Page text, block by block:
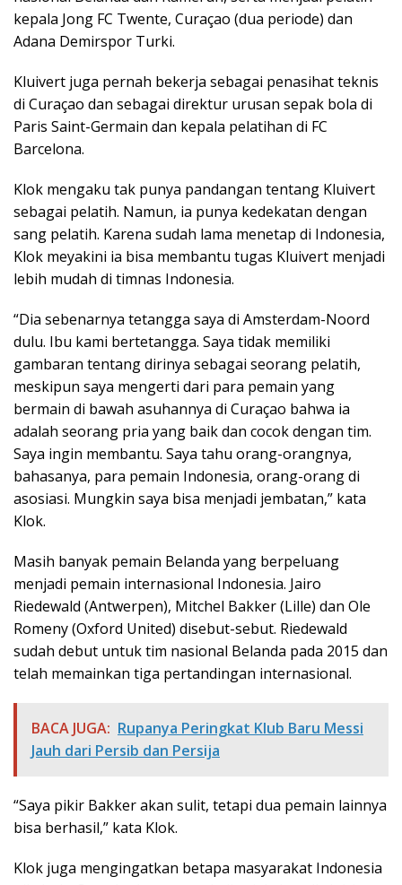
kepala Jong FC Twente, Curaçao (dua periode) dan
Adana Demirspor Turki.
Kluivert juga pernah bekerja sebagai penasihat teknis
di Curaçao dan sebagai direktur urusan sepak bola di
Paris Saint-Germain dan kepala pelatihan di FC
Barcelona.
Klok mengaku tak punya pandangan tentang Kluivert
sebagai pelatih. Namun, ia punya kedekatan dengan
sang pelatih. Karena sudah lama menetap di Indonesia,
Klok meyakini ia bisa membantu tugas Kluivert menjadi
lebih mudah di timnas Indonesia.
“Dia sebenarnya tetangga saya di Amsterdam-Noord
dulu. Ibu kami bertetangga. Saya tidak memiliki
gambaran tentang dirinya sebagai seorang pelatih,
meskipun saya mengerti dari para pemain yang
bermain di bawah asuhannya di Curaçao bahwa ia
adalah seorang pria yang baik dan cocok dengan tim.
Saya ingin membantu. Saya tahu orang-orangnya,
bahasanya, para pemain Indonesia, orang-orang di
asosiasi. Mungkin saya bisa menjadi jembatan,” kata
Klok.
Masih banyak pemain Belanda yang berpeluang
menjadi pemain internasional Indonesia. Jairo
Riedewald (Antwerpen), Mitchel Bakker (Lille) dan Ole
Romeny (Oxford United) disebut-sebut. Riedewald
sudah debut untuk tim nasional Belanda pada 2015 dan
telah memainkan tiga pertandingan internasional.
BACA JUGA: Rupanya Peringkat Klub Baru Messi
Jauh dari Persib dan Persija
“Saya pikir Bakker akan sulit, tetapi dua pemain lainnya
bisa berhasil,” kata Klok.
Klok juga mengingatkan betapa masyarakat Indonesia